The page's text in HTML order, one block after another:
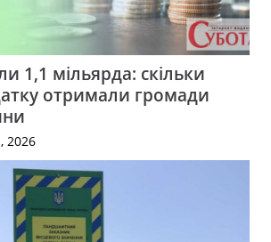
1,1 мільярда: скільки
отримали громади
2026